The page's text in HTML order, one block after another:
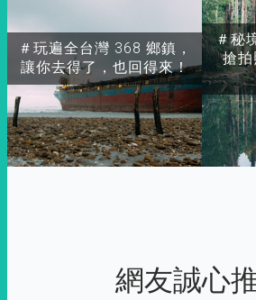
＃玩遍全台灣 368 鄉鎮，
讓你去得了，也回得來！
＃秘
搶
網友誠心